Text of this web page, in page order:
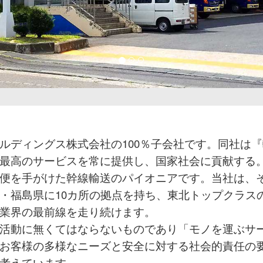
ディングス株式会社の100％子会社です。同社は
高のサービスを常に提供し、国家社会に貢献する
を手がけた幹線輸送のパイオニアです。当社は、
福島県に10カ所の拠点を持ち、東北トップクラス
界の最前線を走り続けます。
動に無くてはならないものであり「モノを運ぶサ
客様の多様なニーズと安全に対する社会的責任の